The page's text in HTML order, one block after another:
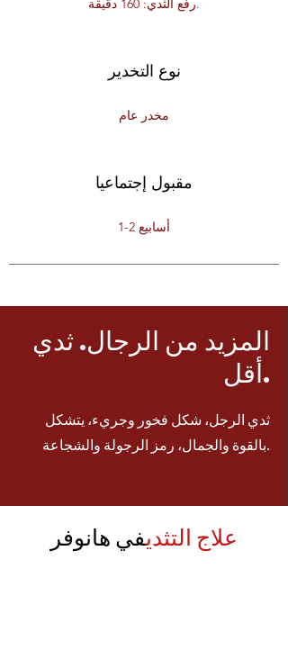
رفع الثدي: 160 دقيقة.
نوع التخدير
مخدر عام
مقبول إجتماعيا
1-2 أسابيع
المزيد من الرجال. ثدي
أقل.
ثدي الرجل، شكل فخور وجريء، يتشكل
بالقوة والجمال، رمز الرجولة والشجاعة.
علاج التثديفي هانوفر